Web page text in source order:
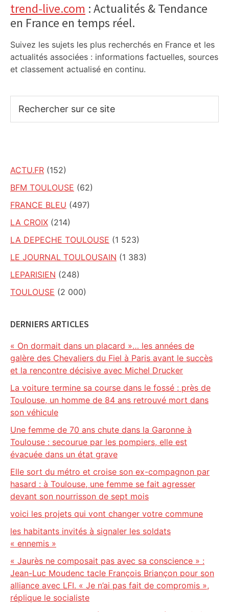
Primary
Sidebar
trend-live.com : Actualités & Tendance
en France en temps réel.
Suivez les sujets les plus recherchés en France et les
actualités associées : informations factuelles, sources
et classement actualisé en continu.
sur
ACTU.FR (152)
BFM TOULOUSE (62)
FRANCE BLEU (497)
LA CROIX (214)
LA DEPECHE TOULOUSE (1 523)
LE JOURNAL TOULOUSAIN (1 383)
LEPARISIEN (248)
TOULOUSE (2 000)
DERNIERS ARTICLES
« On dormait dans un placard »… les années de
galère des Chevaliers du Fiel à Paris avant le succès
et la rencontre décisive avec Michel Drucker
La voiture termine sa course dans le fossé : près de
Toulouse, un homme de 84 ans retrouvé mort dans
son véhicule
Une femme de 70 ans chute dans la Garonne à
Toulouse : secourue par les pompiers, elle est
évacuée dans un état grave
Elle sort du métro et croise son ex-compagnon par
hasard : à Toulouse, une femme se fait agresser
devant son nourrisson de sept mois
voici les projets qui vont changer votre commune
les habitants invités à signaler les soldats
« ennemis »
« Jaurès ne composait pas avec sa conscience » :
Jean-Luc Moudenc tacle François Briançon pour son
alliance avec LFI. « Je n’ai pas fait de compromis »,
réplique le socialiste